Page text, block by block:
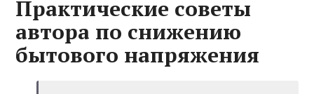
Практические советы
автора по снижению
бытового напряжения